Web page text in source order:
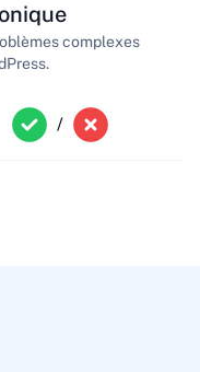
complexes
/